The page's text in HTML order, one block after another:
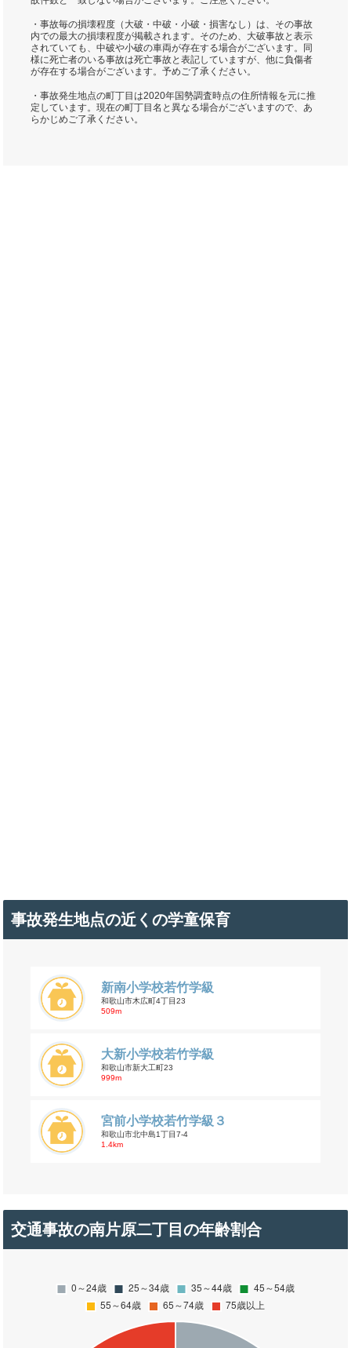
・事故毎の損壊程度（大破・中破・小破・損害なし）は、その事故
内での最大の損壊程度が掲載されます。そのため、大破事故と表示
されていても、中破や小破の車両が存在する場合がございます。同
様に死亡者のいる事故は死亡事故と表記していますが、他に負傷者
が存在する場合がございます。予めご了承ください。
・事故発生地点の町丁目は2020年国勢調査時点の住所情報を元に推
定しています。現在の町丁目名と異なる場合がございますので、あ
らかじめご了承ください。
事故発生地点の近くの学童保育
新南小学校若竹学級
和歌山市木広町4丁目23
509m
大新小学校若竹学級
和歌山市新大工町23
999m
宮前小学校若竹学級３
和歌山市北中島1丁目7-4
1.4km
交通事故の南片原二丁目の年齢割合